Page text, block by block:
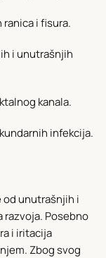
i fisura.
i unutrašnjih
kanala.
infekcija.
od unutrašnjih i
Posebno
i iritacija
Zbog svog